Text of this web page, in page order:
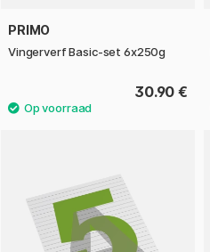
PRIMO
Vingerverf Basic-set 6x250g
30.90 €